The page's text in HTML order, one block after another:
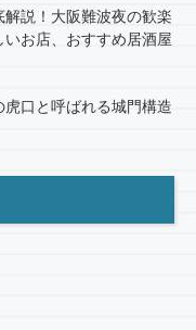
説！大阪難波夜の歓楽
お店、おすすめ居酒屋
口と呼ばれる城門構造